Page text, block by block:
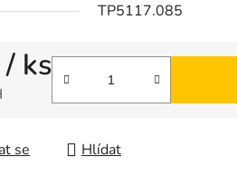
TP5117.085
/ ks
se Hlídat